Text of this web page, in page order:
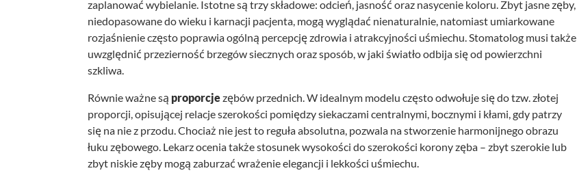
zaplanować wybielanie. Istotne są trzy składowe: odcień, jasność oraz nasycenie koloru. Zbyt jasne zęby,
niedopasowane do wieku i karnacji pacjenta, mogą wyglądać nienaturalnie, natomiast umiarkowane
rozjaśnienie często poprawia ogólną percepcję zdrowia i atrakcyjności uśmiechu. Stomatolog musi także
uwzględnić przezierność brzegów siecznych oraz sposób, w jaki światło odbija się od powierzchni
szkliwa.
Równie ważne są proporcjezębów przednich. W idealnym modelu często odwołuje się do tzw. złotej
proporcji, opisującej relacje szerokości pomiędzy siekaczami centralnymi, bocznymi i kłami, gdy patrzy
się na nie z przodu. Chociaż nie jest to reguła absolutna, pozwala na stworzenie harmonijnego obrazu
łuku zębowego. Lekarz ocenia także stosunek wysokości do szerokości korony zęba – zbyt szerokie lub
zbyt niskie zęby mogą zaburzać wrażenie elegancji i lekkości uśmiechu.